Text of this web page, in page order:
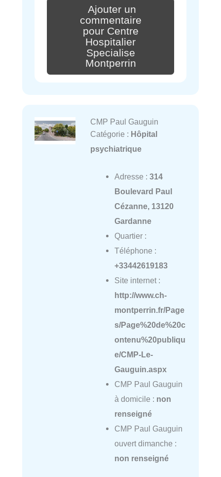
Ajouter un
commentaire
pour Centre
Hospitalier
Specialise
Montperrin
CMP Paul Gauguin
Catégorie : Hôpital
psychiatrique
Adresse : 314
Boulevard Paul
Cézanne, 13120
Gardanne
Quartier :
Téléphone :
+33442619183
Site internet :
http://www.ch-
montperrin.fr/Page
s/Page%20de%20c
ontenu%20publiqu
e/CMP-Le-
Gauguin.aspx
CMP Paul Gauguin
à domicile : non
renseigné
CMP Paul Gauguin
ouvert dimanche :
non renseigné